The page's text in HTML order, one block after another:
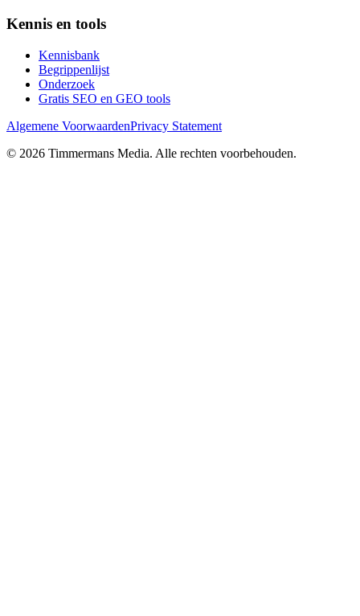
Kennis en tools
Kennisbank
Begrippenlijst
Onderzoek
Gratis SEO en GEO tools
Algemene VoorwaardenPrivacy Statement
© 2026 Timmermans Media. Alle rechten voorbehouden.